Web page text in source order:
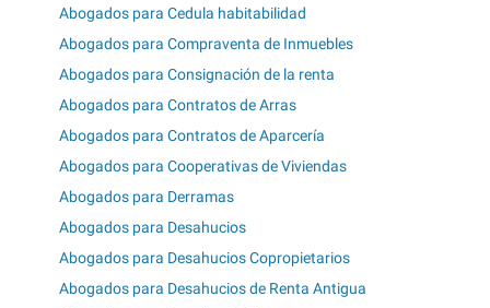
Abogados para Cedula habitabilidad
Abogados para Compraventa de Inmuebles
Abogados para Consignación de la renta
Abogados para Contratos de Arras
Abogados para Contratos de Aparcería
Abogados para Cooperativas de Viviendas
Abogados para Derramas
Abogados para Desahucios
Abogados para Desahucios Copropietarios
Abogados para Desahucios de Renta Antigua